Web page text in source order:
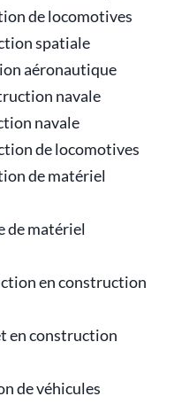
de locomotives
spatiale
aéronautique
navale
navale
de locomotives
de matériel
de matériel
en construction
en construction
de véhicules